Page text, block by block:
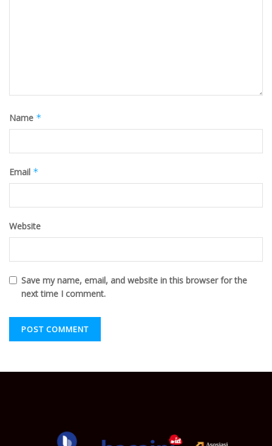
Name *
Email *
Website
Save my name, email, and website in this browser for the
next time I comment.